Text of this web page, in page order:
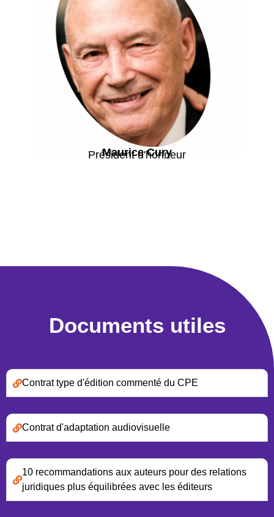
Maurice Cury
Président d'honneur
Documents utiles
Contrat type d'édition commenté du CPE
Contrat d'adaptation audiovisuelle
10 recommandations aux auteurs pour des relations
juridiques plus équilibrées avec les éditeurs